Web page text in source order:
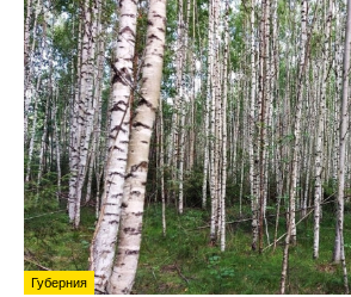
Губерния